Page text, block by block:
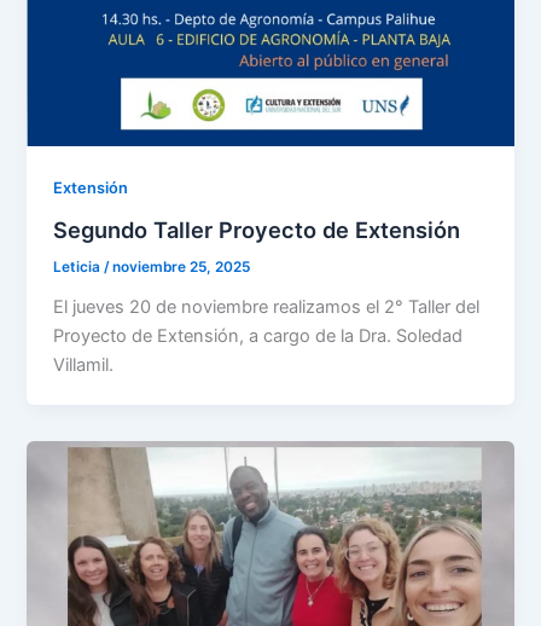
Extensión
Segundo Taller Proyecto de Extensión
Leticia /noviembre 25, 2025
El jueves 20 de noviembre realizamos el 2° Taller del
Proyecto de Extensión, a cargo de la Dra. Soledad
Villamil.